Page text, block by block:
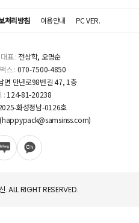
처리방침 이용안내 PC VER.
대표 : 전상학, 오명순
팩스 : 070-7500-4850
면 만년로98번길 47, 1층
: 124-81-20238
화성정남-0126호
ALL RIGHT RESERVED.